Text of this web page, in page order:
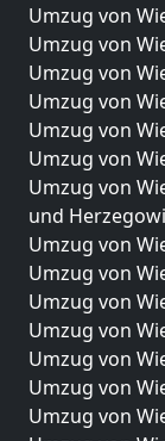
Umzug von
Umzug von
Umzug von
Umzug von
Umzug von
Umzug von
Umzug von
und
Umzug von
Umzug von
Umzug von
Umzug von
Umzug von
Umzug von
Umzug von